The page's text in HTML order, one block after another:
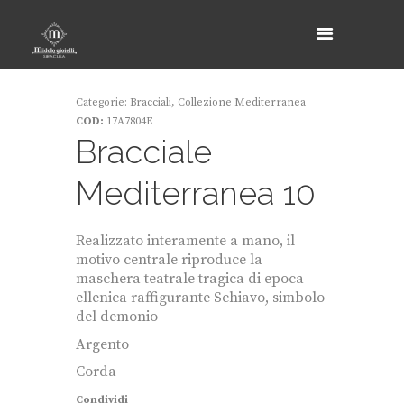
Categorie: Bracciali, Collezione Mediterranea
COD: 17A7804E
Bracciale
Mediterranea 10
Realizzato interamente a mano, il
motivo centrale riproduce la
maschera teatrale tragica di epoca
ellenica raffigurante Schiavo, simbolo
del demonio
Argento
Corda
Condividi